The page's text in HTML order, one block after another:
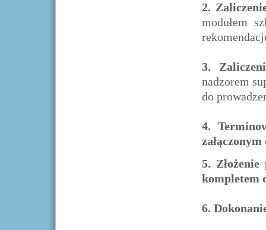
2.
modułem
3.
nadzorem
do
4.
załączonym
5.
kompletem
6.